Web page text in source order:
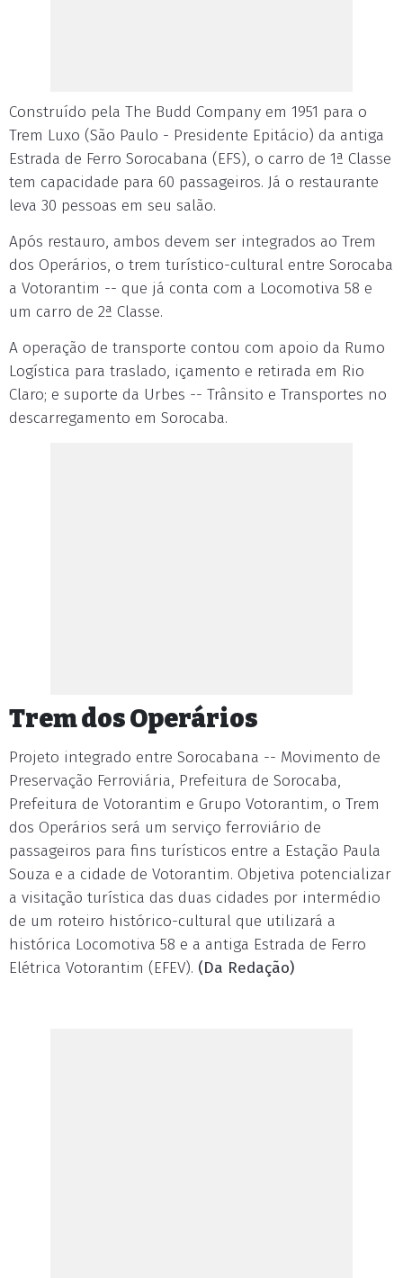
Construído pela The Budd Company em 1951 para o
Trem Luxo (São Paulo - Presidente Epitácio) da antiga
Estrada de Ferro Sorocabana (EFS), o carro de 1ª Classe
tem capacidade para 60 passageiros. Já o restaurante
leva 30 pessoas em seu salão.
Após restauro, ambos devem ser integrados ao Trem
dos Operários, o trem turístico-cultural entre Sorocaba
a Votorantim -- que já conta com a Locomotiva 58 e
um carro de 2ª Classe.
A operação de transporte contou com apoio da Rumo
Logística para traslado, içamento e retirada em Rio
Claro; e suporte da Urbes -- Trânsito e Transportes no
descarregamento em Sorocaba.
Trem dos Operários
Projeto integrado entre Sorocabana -- Movimento de
Preservação Ferroviária, Prefeitura de Sorocaba,
Prefeitura de Votorantim e Grupo Votorantim, o Trem
dos Operários será um serviço ferroviário de
passageiros para fins turísticos entre a Estação Paula
Souza e a cidade de Votorantim. Objetiva potencializar
a visitação turística das duas cidades por intermédio
de um roteiro histórico-cultural que utilizará a
histórica Locomotiva 58 e a antiga Estrada de Ferro
Elétrica Votorantim (EFEV). (Da Redação)